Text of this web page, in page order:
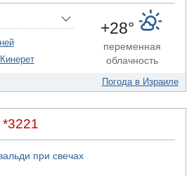
БПЛА со взрывчаткой по
ранены двое маленьких детей
в хостеле - Гильбоа
+28°
переменная
облачность
Погода в Израиле
при свечах